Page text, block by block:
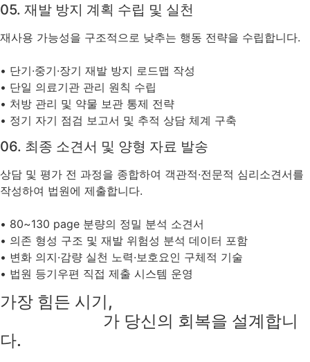
05. 재발 방지 계획 수립 및 실천
재사용 가능성을 구조적으로 낮추는 행동 전략을 수립합니다.
• 단기·중기·장기 재발 방지 로드맵 작성
• 단일 의료기관 관리 원칙 수립
• 처방 관리 및 약물 보관 통제 전략
• 정기 자기 점검 보고서 및 추적 상담 체계 구축
06. 최종 소견서 및 양형 자료 발송
상담 및 평가 전 과정을 종합하여 객관적·전문적 심리소견서를
작성하여 법원에 제출합니다.
• 80~130 page 분량의 정밀 분석 소견서
• 의존 형성 구조 및 재발 위험성 분석 데이터 포함
• 변화 의지·감량 실천 노력·보호요인 구체적 기술
• 법원 등기우편 직접 제출 시스템 운영
가장 힘든 시기,
가 당신의 회복을 설계합니
다.